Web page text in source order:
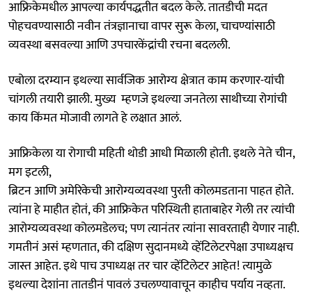
आफ्रिकेमधील आपल्या कार्यपद्धतीत बदल केले. तातडीची मदत
पोहचवण्यासाठी नवीन तंत्रज्ञानाचा वापर सुरू केला, चाचण्यांसाठी
व्यवस्था बसवल्या आणि उपचारकेंद्रांची रचना बदलली.
एबोला दरम्यान इथल्या सार्वजिक आरोग्य क्षेत्रात काम करणार-यांची
चांगली तयारी झाली. मुख्य म्हणजे इथल्या जनतेला साथीच्या रोगांची
काय किंमत मोजावी लागते हे लक्षात आलं.
आफ्रिकेला या रोगाची महिती थोडी आधी मिळाली होती. इथले नेते चीन,
मग इटली,
ब्रिटन आणि अमेरिकेची आरोग्यव्यवस्था पुरती कोलमडताना पाहत होते.
त्यांना हे माहीत होतं, की आफ्रिकेत परिस्थिती हाताबाहेर गेली तर त्यांची
आरोग्यव्यवस्था कोलमडेलच; पण त्यानंतर त्यांना सावरताही येणार नाही.
गमतीनं असं म्हणतात, की दक्षिण सुदानमध्ये व्हेंटिलेटरपेक्षा उपाध्यक्षच
जास्त आहेत. इथे पाच उपाध्यक्ष तर चार व्हेंटिलेटर आहेत! त्यामुळे
इथल्या देशांना तातडीनं पावलं उचलण्यावाचून काहीच पर्याय नव्हता.